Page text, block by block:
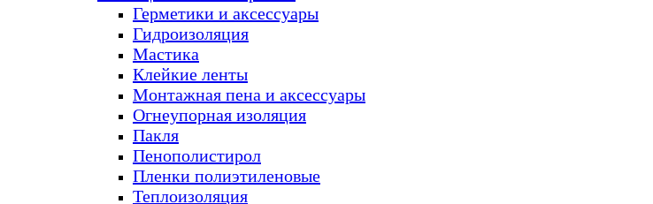
Герметики и аксессуары
Гидроизоляция
Мастика
Клейкие ленты
Монтажная пена и аксессуары
Огнеупорная изоляция
Пакля
Пенополистирол
Пленки полиэтиленовые
Теплоизоляция